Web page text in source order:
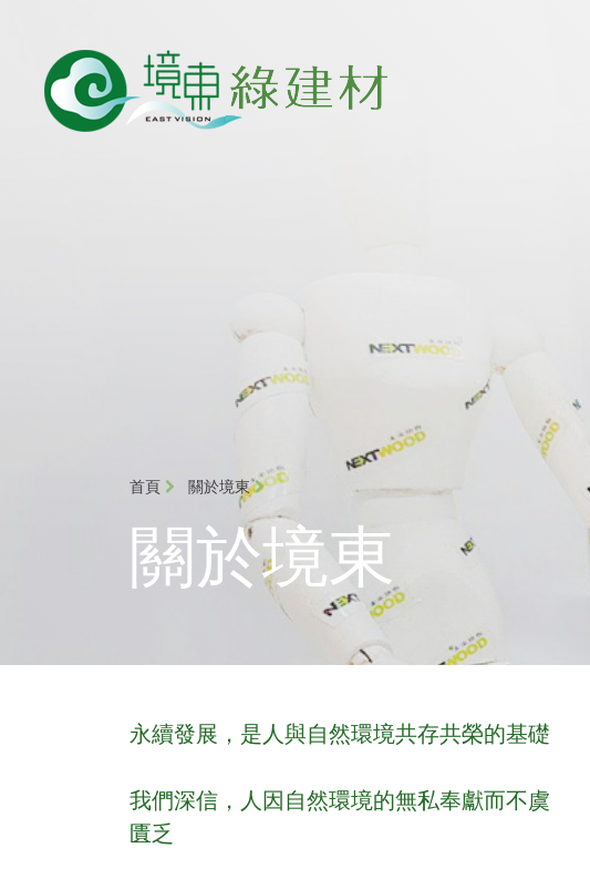
首頁 關於境東
關於境東
永續發展，是人與自然環境共存共榮的基礎
我們深信，人因自然環境的無私奉獻而不虞
匱乏